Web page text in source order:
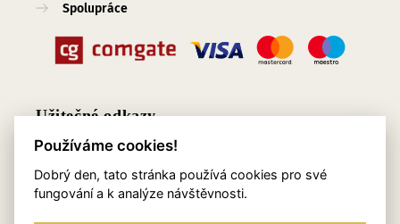
Spolupráce
Užitečné odkazy
O nás
Blog
Používáme cookies!
Dobrý den, tato stránka používá cookies pro své
fungování a k analýze návštěvnosti.